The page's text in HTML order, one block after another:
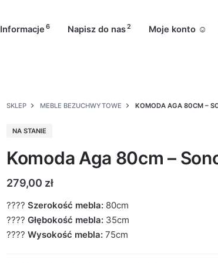
Informacje 6 Napisz do nas2 Moje konto ☺️
SKLEP MEBLE BEZUCHWYTOWE KOMODA AGA 80CM –
NA STANIE
Komoda Aga 80cm –
279,00 zł
???? Szerokość mebla: 80cm
???? Głębokość mebla: 35cm
???? Wysokość mebla: 75cm